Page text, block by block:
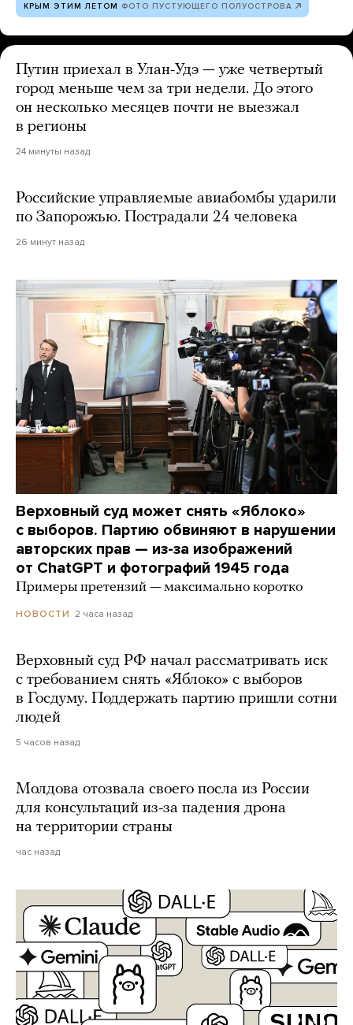
КРЫМ ЭТИМ ЛЕТОМ ФОТО ПУСТУЮЩЕГО ПОЛУОСТРОВА
Путин приехал в Улан-Удэ — уже четвертый
город меньше чем за три недели. До этого
он несколько месяцев почти не выезжал
в регионы
24 минуты назад
Российские управляемые авиабомбы ударили
по Запорожью. Пострадали 24 человека
26 минут назад
Верховный суд может снять «Яблоко»
с выборов. Партию обвиняют в нарушении
авторских прав — из-за изображений
от ChatGPT и фотографий 1945 года
Примеры претензий — максимально коротко
НОВОСТИ 2 часа назад
Верховный суд РФ начал рассматривать иск
с требованием снять «Яблоко» с выборов
в Госдуму. Поддержать партию пришли сотни
людей
5 часов назад
Молдова отозвала своего посла из России
для консультаций из-за падения дрона
на территории страны
час назад